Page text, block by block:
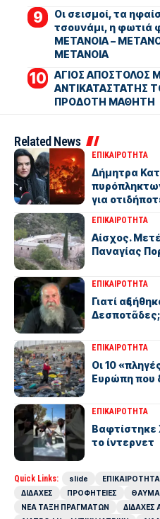
Οι σεισμοί, τα
τσουνάμι, η φωτιά
ΜΕΤΑΝΟΙΑ –
ΜΕΤΑΝΟΙΑ
ΑΓΙΟΣ ΑΠΟΣΤΟΛΟΣ
ΑΝΤΙΚΑΤΑΣΤΑΤΗΣ
ΠΡΟΔΟΤΗ ΜΑΘΗΤΗ
Related News
ΕΠΙΚΑΙΡΟΤΗΤΑ
Δήμητρα
για
ΕΠΙΚΑΙΡΟΤΗΤΑ
Αίσχος.
Παναγίας
ΕΠΙΚΑΙΡΟΤΗΤΑ
Γιατί
Δεσποτᾶδες;
ΕΠΙΚΑΙΡΟΤΗΤΑ
Οι 10
Ευρώπη που
ΕΠΙΚΑΙΡΟΤΗΤΑ
Βαφτίστηκε
το ίντερνετ
Quick Links: slide ΕΠΙΚΑΙΡΟΤΗΤΑ
ΔΙΔΑΧΕΣ
ΠΡΟΦΗΤΕΙΕΣ
ΝΕΑ ΤΑΞΗ ΠΡΑΓΜΑΤΩΝ
ΔΙΔΑΧΕΣ